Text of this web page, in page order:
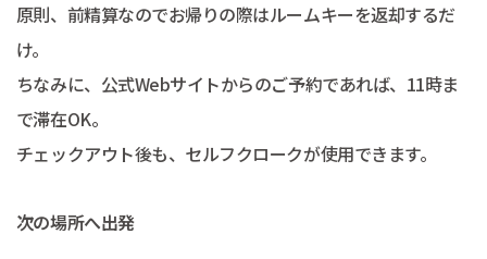
原則、前精算なのでお帰りの際はルームキーを返却するだ
け。
ちなみに、公式Webサイトからのご予約であれば、11時ま
で滞在OK。
チェックアウト後も、セルフクロークが使用できます。
次の場所へ出発